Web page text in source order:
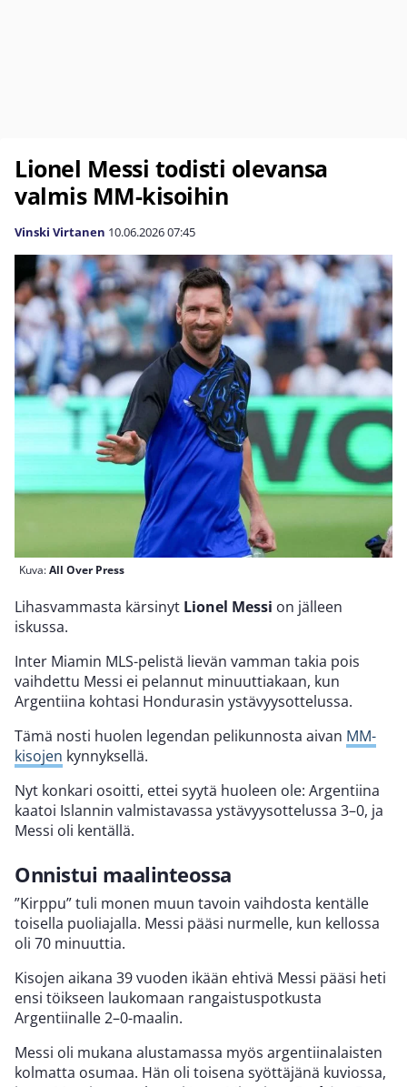
Lionel Messi todisti olevansa
valmis MM-kisoihin
Vinski Virtanen 10.06.202607:45
Kuva:All Over Press
Lihasvammasta kärsinyt Lionel Messi on jälleen
iskussa.
Inter Miamin MLS-pelistä lievän vamman takia pois
vaihdettu Messi ei pelannut minuuttiakaan, kun
Argentiina kohtasi Hondurasin ystävyysottelussa.
Tämä nosti huolen legendan pelikunnosta aivan MM-
kisojen kynnyksellä.
Nyt konkari osoitti, ettei syytä huoleen ole: Argentiina
kaatoi Islannin valmistavassa ystävyysottelussa 3–0, ja
Messi oli kentällä.
Onnistui maalinteossa
”Kirppu” tuli monen muun tavoin vaihdosta kentälle
toisella puoliajalla. Messi pääsi nurmelle, kun kellossa
oli 70 minuuttia.
Kisojen aikana 39 vuoden ikään ehtivä Messi pääsi heti
ensi töikseen laukomaan rangaistuspotkusta
Argentiinalle 2–0-maalin.
Messi oli mukana alustamassa myös argentiinalaisten
kolmatta osumaa. Hän oli toisena syöttäjänä kuviossa,